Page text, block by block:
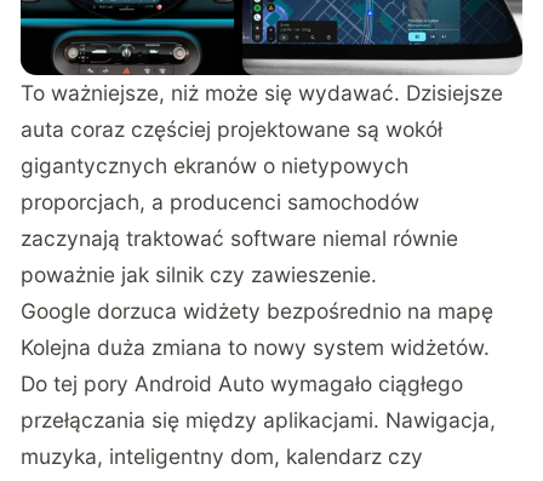
To ważniejsze, niż może się wydawać. Dzisiejsze
auta coraz częściej projektowane są wokół
gigantycznych ekranów o nietypowych
proporcjach, a producenci samochodów
zaczynają traktować software niemal równie
poważnie jak silnik czy zawieszenie.
Google dorzuca widżety bezpośrednio na mapę
Kolejna duża zmiana to nowy system widżetów.
Do tej pory Android Auto wymagało ciągłego
przełączania się między aplikacjami. Nawigacja,
muzyka, inteligentny dom, kalendarz czy